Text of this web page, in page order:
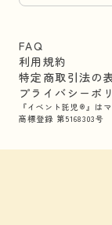
FAQ
利用規約
特定商取引法の
プライバシーポ
『イベント託児®』は
商標登録 第5168303号